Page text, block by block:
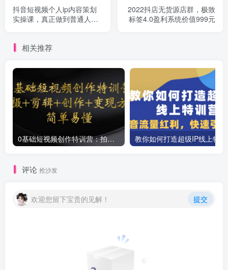
抖音短视频个人ip内容策划
实操课，真正做到普通人也
2022抖店无货源店群，极致
标签4.0盈利系统价值999元
相关推荐
0基础短视频创作特训营：拍摄+剪辑+创作+变现方法
评论 抢沙发
欢迎您留下宝贵的见解！ 提交